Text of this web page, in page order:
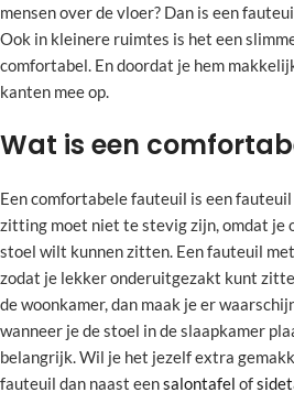
mensen over de vloer? Dan is een
Ook in kleinere ruimtes is het een
comfortabel. En doordat je hem
kanten mee op.
Wat is een
Een comfortabele fauteuil is een
zitting moet niet te stevig zijn, omdat je
stoel wilt kunnen zitten. Een fauteuil
zodat je lekker onderuitgezakt kunt
de woonkamer, dan maak je er
wanneer je de stoel in de slaapkamer
belangrijk. Wil je het jezelf extra
fauteuil dan naast eensalontafel of